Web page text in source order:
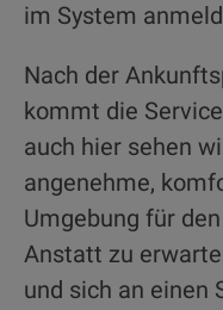
im System
Nach der
kommt die
auch hier sehen
angenehme,
Umgebung für
Anstatt zu
und sich an einen